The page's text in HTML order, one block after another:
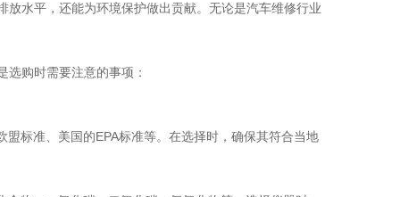
水平，还能为环境保护做出贡献。无论是汽车维修行业
选购时需要注意的事项：
准、美国的EPA标准等。在选择时，确保其符合当地